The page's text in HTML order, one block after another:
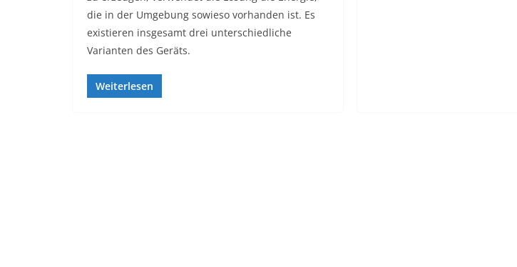
die in der Umgebung sowieso vorhanden ist. Es
existieren insgesamt drei unterschiedliche
Varianten des Geräts.
Weiterlesen